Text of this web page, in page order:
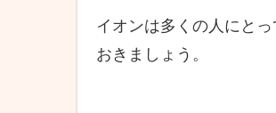
イオンは多くの人にと
おきましょう。